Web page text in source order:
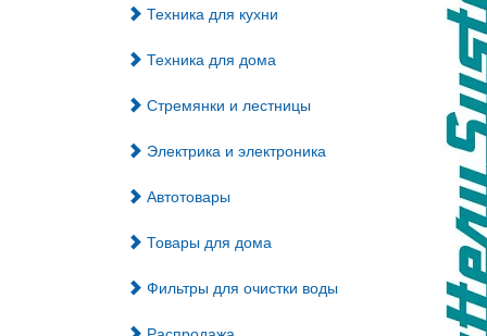
Техника для кухни
Техника для дома
Стремянки и лестницы
Электрика и электроника
Автотовары
Товары для дома
Фильтры для очистки воды